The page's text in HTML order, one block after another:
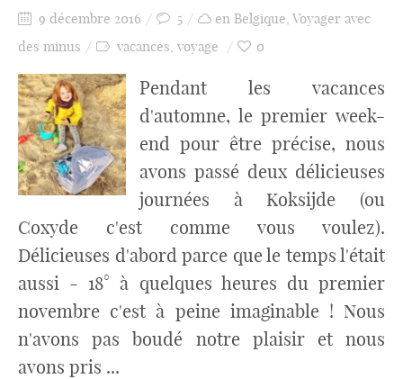
9 décembre 2016 5 en Belgique, Voyager avec
des minus
vacances, voyage 0
Pendant les vacances
d'automne, le premier week-
end pour être précise, nous
avons passé deux délicieuses
journées à Koksijde (ou
Coxyde c'est comme vous voulez).
Délicieuses d'abord parce que le temps l'était
aussi - 18° à quelques heures du premier
novembre c'est à peine imaginable ! Nous
n'avons pas boudé notre plaisir et nous
avons pris ...